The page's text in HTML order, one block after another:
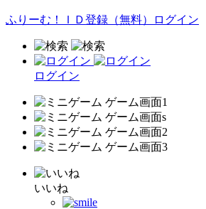
ふりーむ！ＩＤ登録（無料） ログイン
ログイン
いいね